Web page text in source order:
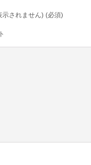
示されません) (必須)